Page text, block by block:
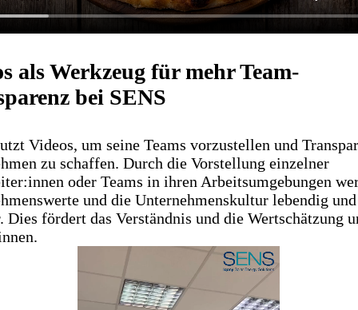
als Werkzeug für mehr Team-
bei SENS
Videos, um seine Teams vorzustellen und
zu schaffen. Durch die Vorstellung einzelner
oder Teams in ihren Arbeitsumgebungen
und die Unternehmenskultur lebendig und
Dies fördert das Verständnis und die Wertschätzung